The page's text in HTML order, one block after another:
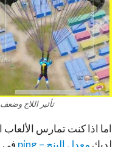
تأثير اللاج
اما اذا كنت تمارس الألعاب